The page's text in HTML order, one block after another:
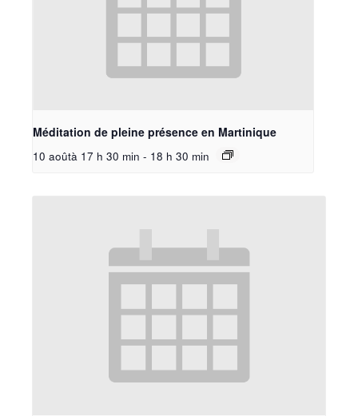
Méditation de pleine présence en Martinique
10 aoûtà 17 h 30 min - 18 h 30 min